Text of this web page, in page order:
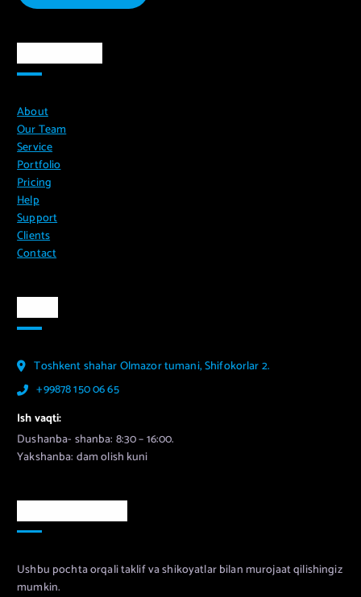
About
Our Team
Service
Portfolio
Pricing
Help
Support
Clients
Contact
Toshkent shahar Olmazor tumani, Shifokorlar 2.
+99878 150 06 65
Ish vaqti:
Dushanba- shanba: 8:30 – 16:00.
Yakshanba: dam olish kuni
Ushbu pochta orqali taklif va shikoyatlar bilan murojaat qilishingiz
mumkin.